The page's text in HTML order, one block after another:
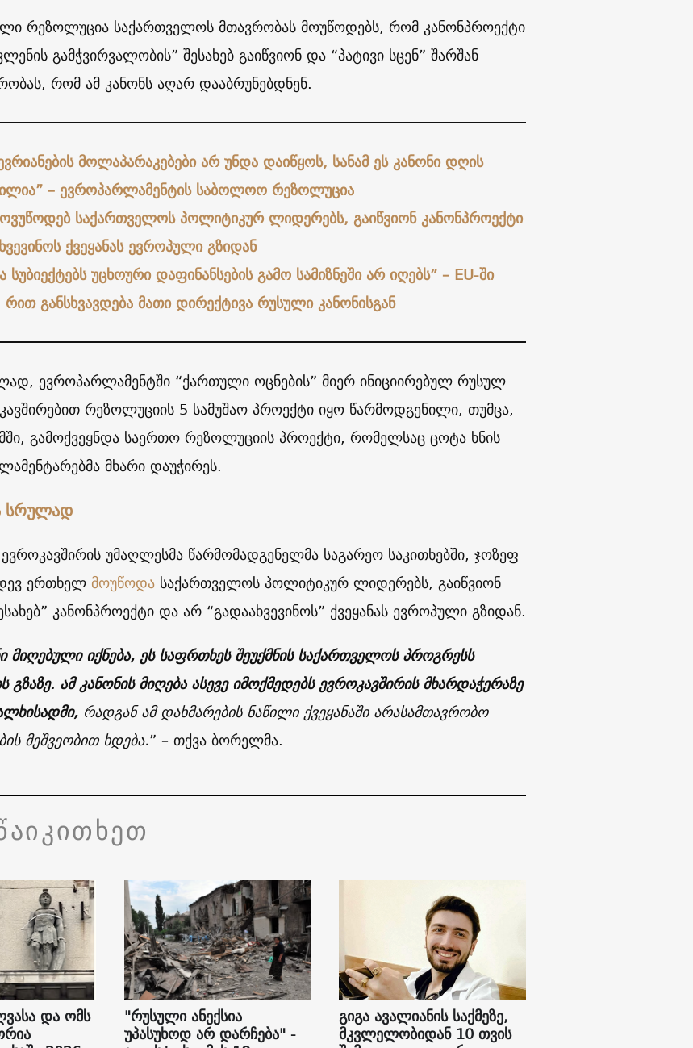
რეზოლუცია საქართველოს მთავრობას მოუწოდებს, რომ კანონპროექტი
გამჭვირვალობის” შესახებ გაიწვიონ და “პატივი სცენ” შარშან
რომ ამ კანონს აღარ დააბრუნებდნენ.
მოლაპარაკებები არ უნდა დაიწყოს, სანამ ეს კანონი დღის
– ევროპარლამენტის საბოლოო რეზოლუცია
საქართველოს პოლიტიკურ ლიდერებს, გაიწვიონ კანონპროექტი
ქვეყანას ევროპული გზიდან
სუბიექტებს უცხოური დაფინანსების გამო სამიზნეში არ იღებს” – EU-ში
რით განსხვავდება მათი დირექტივა რუსული კანონისგან
ევროპარლამენტში “ქართული ოცნების” მიერ ინიციირებულ რუსულ
რეზოლუციის 5 სამუშაო პროექტი იყო წარმოდგენილი, თუმცა,
გამოქვეყნდა საერთო რეზოლუციის პროექტი, რომელსაც ცოტა ხნის
მხარი დაუჭირეს.
სრულად
უმაღლესმა წარმომადგენელმა საგარეო საკითხებში, ჯოზეფ
ერთხელ მოუწოდა საქართველოს პოლიტიკურ ლიდერებს, გაიწვიონ
კანონპროექტი და არ “გადაახვევინოს” ქვეყანას ევროპული გზიდან.
მიღებული იქნება, ეს საფრთხეს შეუქმნის საქართველოს პროგრესს
გზაზე. ამ კანონის მიღება ასევე იმოქმედებს ევროკავშირის მხარდაჭერაზე
რადგან ამ დახმარების ნაწილი ქვეყანაში არასამთავრობო
მეშვეობით ხდება.” – თქვა ბორელმა.
და ომს "რუსული ანექსია
უპასუხოდ არ დარჩება" -
გიგა ავალიანის საქმეზე,
მკვლელობიდან 10 თვის